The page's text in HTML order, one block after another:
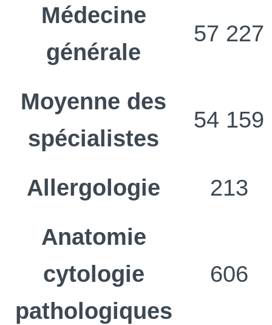
Médecine
générale
57 227
Moyenne des
spécialistes
54 159
Allergologie
213
Anatomie
cytologie
pathologiques
606